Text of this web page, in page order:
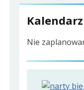
Kalendarz
Nie